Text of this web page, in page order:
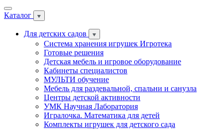
Каталог
Для детских садов
Система хранения игрушек Игротека
Готовые решения
Детская мебель и игровое оборудование
Кабинеты специалистов
МУЛЬТИ обучение
Мебель для раздевальной, спальни и санузла
Центры детской активности
УМК Научная Лаборатория
Игралочка. Математика для детей
Комплекты игрушек для детского сада